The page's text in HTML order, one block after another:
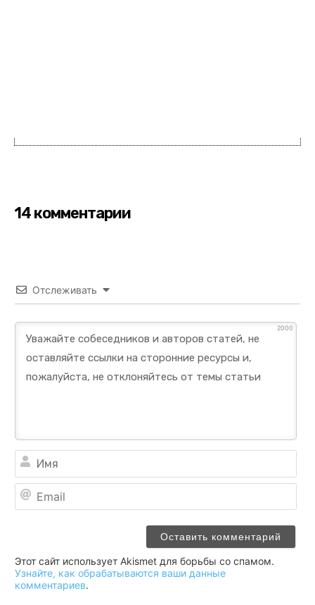
14 комментарии
Отслеживать
2000
Этот сайт использует Akismet для борьбы со спамом.
Узнайте, как обрабатываются ваши данные
комментариев.